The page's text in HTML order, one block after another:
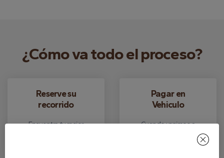
¿Cómo va todo el proceso?
Reserve su
recorrido
Encuentra tu mejor
Pagar en
Vehiculo
Cuando venimos a